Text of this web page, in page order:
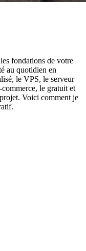
fondations de votre
au quotidien en
le VPS, le serveur
le gratuit et
Voici comment je